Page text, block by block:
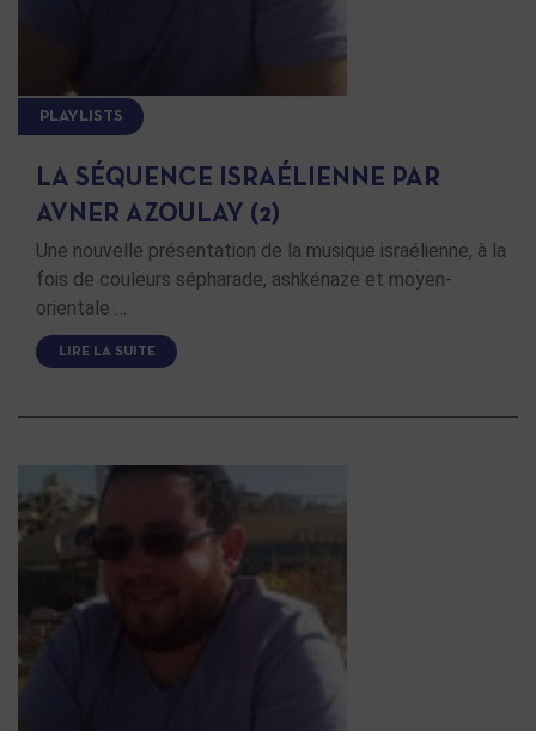
PLAYLISTS
LA SÉQUENCE ISRAÉLIENNE PAR
AVNER AZOULAY (2)
Une nouvelle présentation de la musique israélienne, à la
fois de couleurs sépharade, ashkénaze et moyen-
orientale …
LIRE LA SUITE